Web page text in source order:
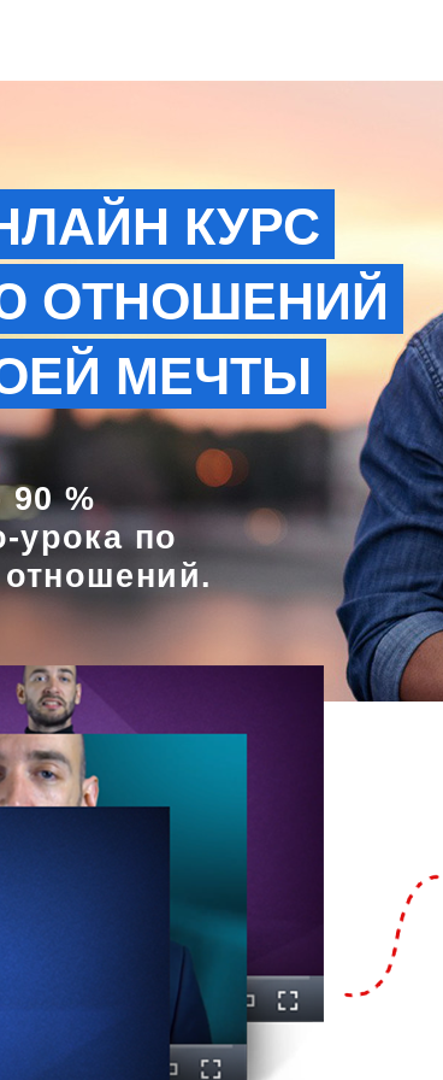
КУРС
ОТНОШЕНИЙ
МЕЧТЫ
%
урока по